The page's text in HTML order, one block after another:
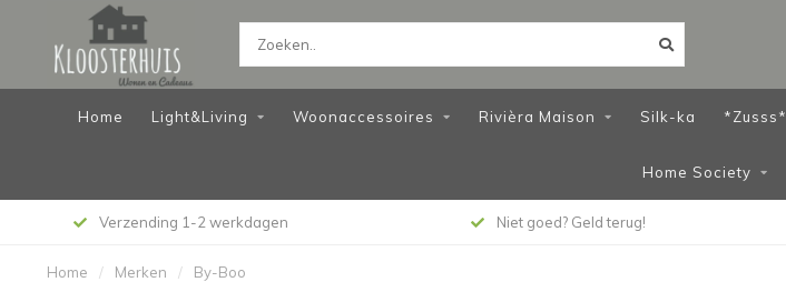
Home Light&Living Woonaccessoires Rivièra Maison Silk-ka *Zusss*
Home Society
Verzending 1-2 werkdagen Niet goed? Geld terug!
Home / Merken / By-Boo